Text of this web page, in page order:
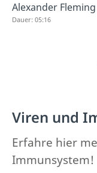
Alexander Fleming
Dauer: 05:16
Viren und
Erfahre hier
Immunsystem!